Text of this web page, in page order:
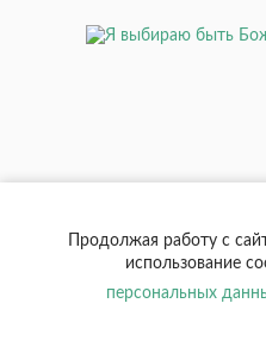
ПИСЬМА
Продолжая работу с
использование
персональных